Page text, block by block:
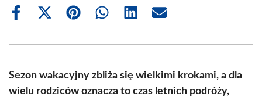
Share
Share
(Twitter)
Share Share Share Share
Sezon wakacyjny zbliża się wielkimi krokami, a dla
wielu rodziców oznacza to czas letnich podróży,